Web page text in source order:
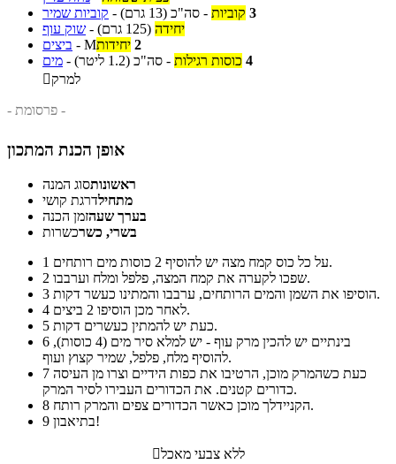
קוביות שמיר - 3 קוביות - סה"כ (13 גרם)
שוק עוף - יחידה (125 גרם)
ביצים - 2 יחידותM
מים - 4 כוסות רגילות - סה"כ (1.2 ליטר)
למרק
- פרסומת -
אופן הכנת המתכון
ראשונותסוג המנה
מתחילדרגת קושי
בערך שעהזמן הכנה
בשרי, כשרכשרות
1
על כל כוס קמח מצה יש להוסיף 2 כוסות מים רותחים.
2
שפכו לקערה את קמח המצה, פלפל ומלח וערבבו.
3
הוסיפו את השמן והמים הרותחים, ערבבו והמתינו כעשר דקות.
4
לאחר מכן הוסיפו 2 ביצים.
5
כעת יש להמתין כעשרים דקות.
6
להוסיף מלח, פלפל, שמיר קצוץ ועוף.
7
כדורים קטנים. את הכדורים העבירו לסיר המרק.
8
הקניידלך מוכן כאשר הכדורים צפים והמרק רותח.
9
בתיאבון!
ללא צבעי מאכל